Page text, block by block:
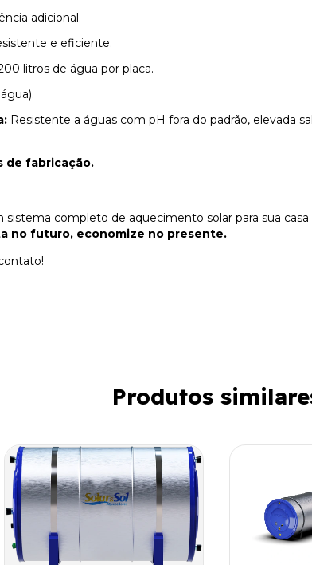
adicional.
e eficiente.
litros de água por placa.
Resistente a águas com pH fora do padrão, elevada
de fabricação.
completo de aquecimento solar para sua
no futuro, economize no presente.
Produtos